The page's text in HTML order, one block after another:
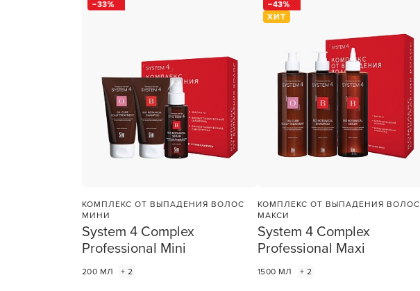
Для обучения
33
КОМПЛЕКС ОТ ВЫПАДЕНИЯ ВОЛОС
МИНИ
System 4 Complex
Professional Mini
200 МЛ + 2
43
ХИТ
КОМПЛЕКС ОТ ВЫПАДЕНИЯ ВОЛОС
МАКСИ
System 4 Complex
Professional Maxi
1500 МЛ + 2